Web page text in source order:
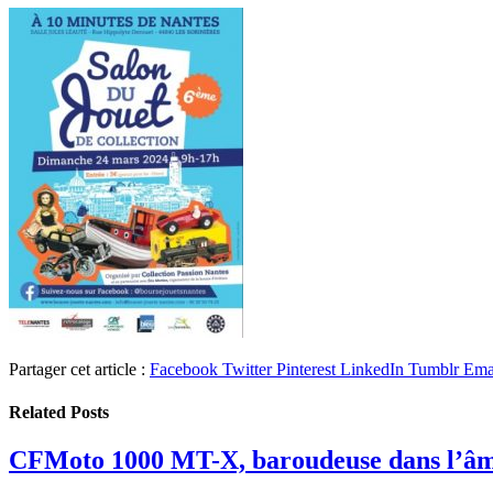
Partager cet article : Facebook Twitter Pinterest LinkedIn Tumblr
Related Posts
CFMoto 1000 MT-X, baroudeuse dans